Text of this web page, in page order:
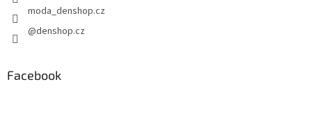
moda_denshop.cz
@denshop.cz
Facebook